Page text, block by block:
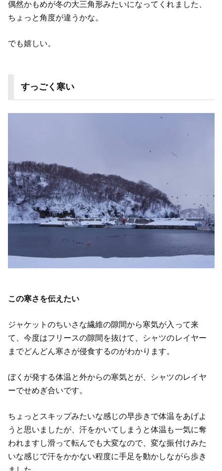
偶然かもめが冬の大三角形みたいになってくれました、
ちょっと角度が違うかな。
でも嬉しい。
すっごく寒い
この寒さを伝えたい
ジャケットのちいさな繊維の隙間から寒気が入って来
て、今度はフリースの隙間を抜けて、シャツのレイヤー
までどんどん寒さが侵食するのがわかります。
ぼくが発する体温と外からの寒気とが、シャツのレイヤ
ーでせめぎ合いです。
ちょっとスキップみたいな感じの早歩きで体温をあげよ
うと思いましたが、汗をかいてしまうと体温も一気に奪
われますし滑って転んでも大変なので、変な振付けみた
いな感じで汗をかかない程度に手足を動かしながら歩き